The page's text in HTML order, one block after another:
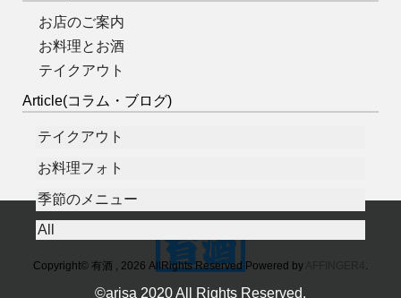
お店のご案内
お料理とお酒
テイクアウト
Article(コラム・ブログ)
テイクアウト
お料理フォト
季節のメニュー
All
Copyright© 有酒 , 2026 AllRights Reserved Powered by .
©arisa 2020 All Rights Reserved.